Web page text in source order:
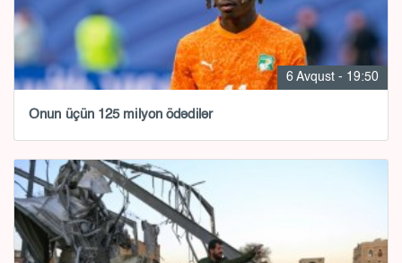
6 Avqust - 19:50
Onun üçün 125 milyon ödədilər